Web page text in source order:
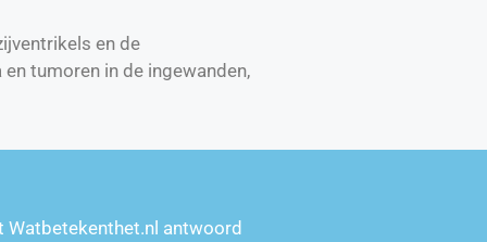
en de
tumoren in de ingewanden,
Watbetekenthet.nl antwoord